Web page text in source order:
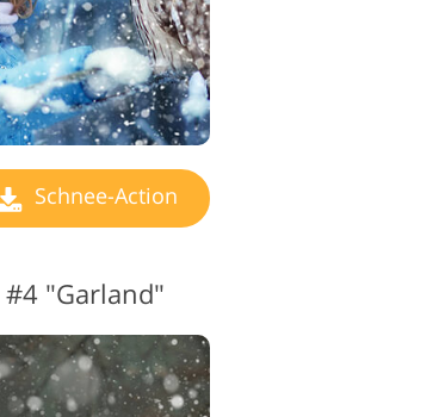
Schnee-Action
"Garland"